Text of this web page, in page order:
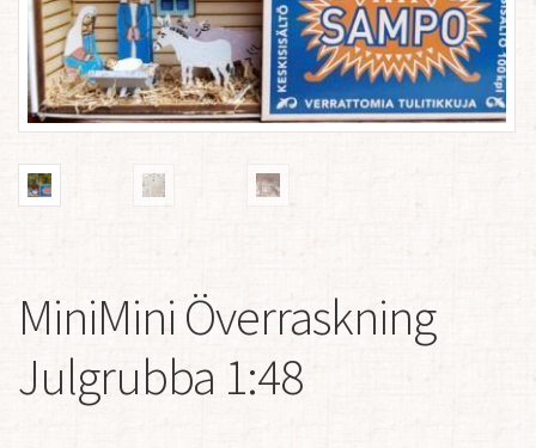
MiniMini Överraskning
Julgrubba 1:48